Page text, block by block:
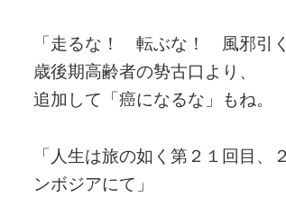
「走るな！ 転ぶな！ 風邪引
歳後期高齢者の㔟古口より、
追加して「癌になるな」もね。
「人生は旅の如く第２１回目
ンボジアにて」